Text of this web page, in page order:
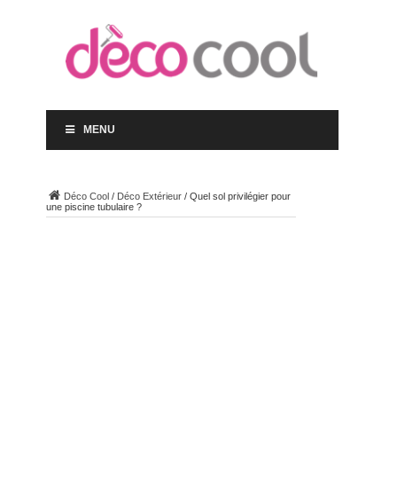
MENU
Déco Cool/ Déco Extérieur/ Quel sol privilégier pour
une piscine tubulaire ?